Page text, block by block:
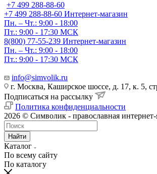
+7 499 288-88-60
+7 499 288-88-60 Интернет-магазин
Пн. – Чт.: 9:00 - 18:00
Пт.: 9:00 - 17:30 МСК
8(800) 77-55-239 Интернет-магазин
Пн. – Чт.: 9:00 - 18:00
Пт.: 9:00 - 17:30 МСК
info@simvolik.ru
г. Москва, Каширское шоссе, д. 17, к. 5,
Подписаться на рассылку
Политика конфиденциальности
2026 © Символик - православная интернет-
Найти
Каталог
По всему сайту
По каталогу